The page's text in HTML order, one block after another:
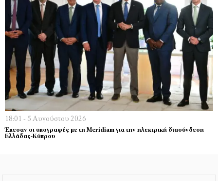
18:01 - 5 Αυγούστου 2026
Έπεσαν οι υπογραφές με τη Meridiam για την ηλεκτρική διασύνδεση
Ελλάδας-Κύπρου